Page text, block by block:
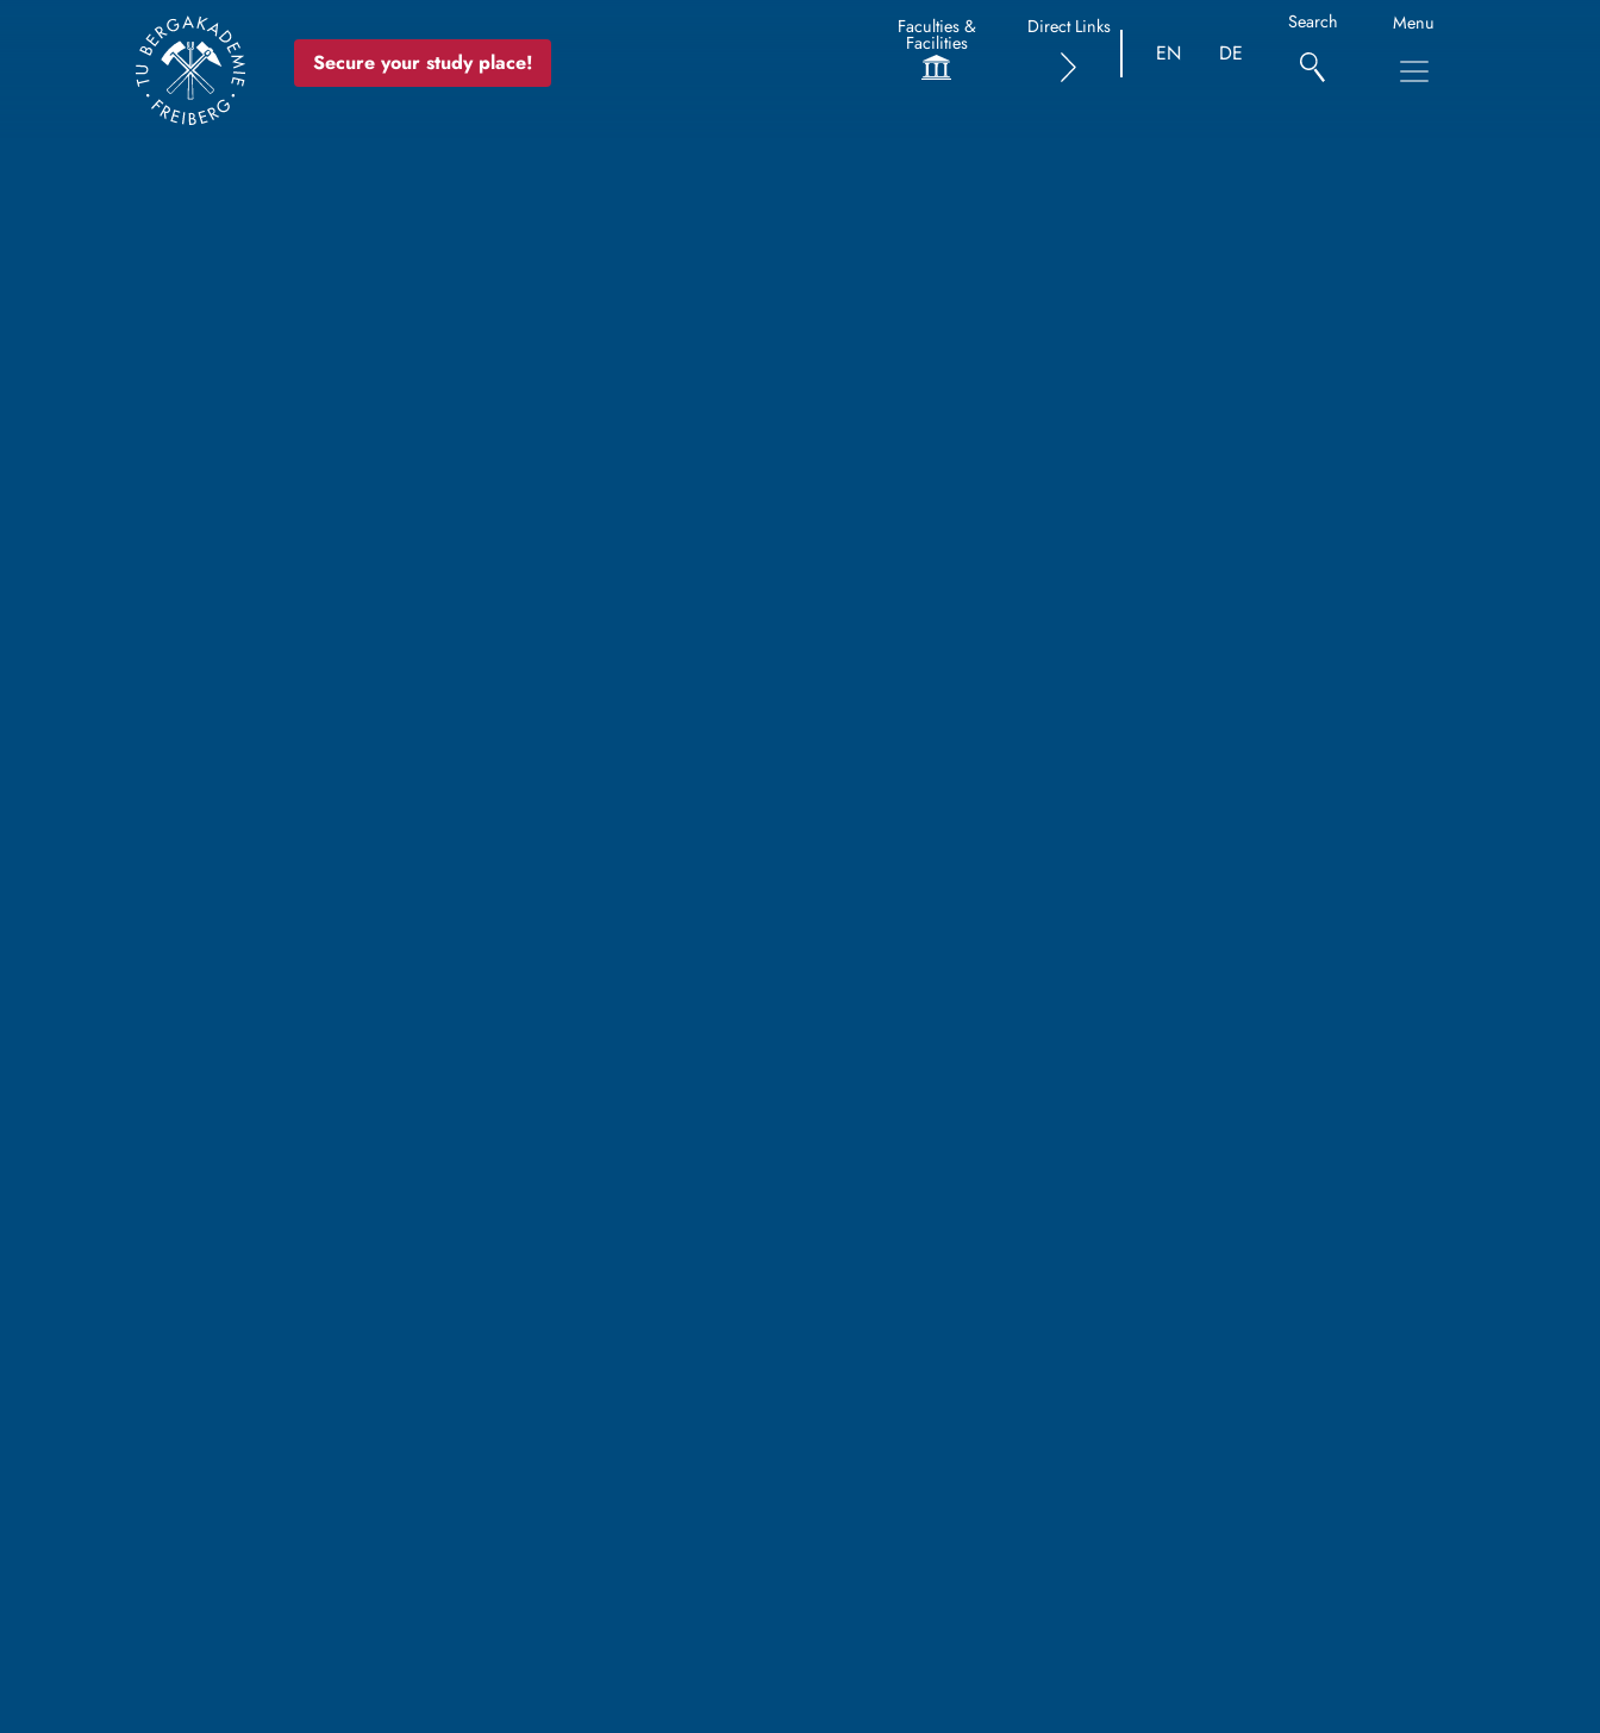
Secure your study place!
Faculties &
Facilities
Direct Links
EN DE
Search Menu